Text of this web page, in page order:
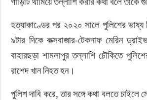
হত্যাকাণ্ডের পর ২০২০ সালে পুলিশের
৯টার দিকে কক্সবাজার-টেকনাফ মেরিন
বাহারছড়া শামলাপুর তল্লাশি চৌকিতে
রাশেদ খান নিহত হন।
পুলিশ দাবি করে, তার সঙ্গে কথা বলতে চাইলে